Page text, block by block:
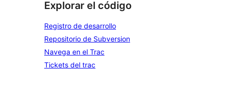
Explorar el código
Registro de desarrollo
Repositorio de Subversion
Navega en el Trac
Tickets del trac